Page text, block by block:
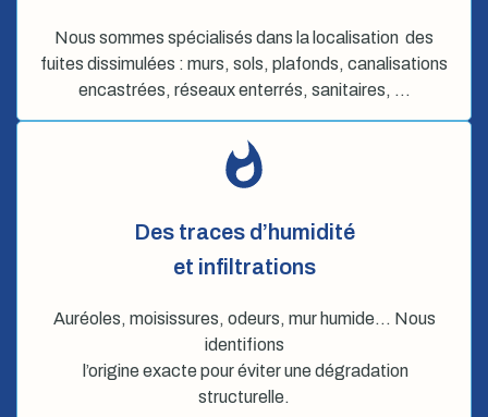
Nous sommes spécialisés dans la localisation des
fuites dissimulées : murs, sols, plafonds, canalisations
encastrées, réseaux enterrés, sanitaires, …
Des traces d’humidité
et infiltrations
Auréoles, moisissures, odeurs, mur humide… Nous
identifions
l’origine exacte pour éviter une dégradation
structurelle.